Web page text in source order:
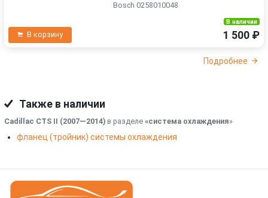
Bosch 0258010048
В корзину
В наличии
1 500 ₽
Подробнее
Также в наличии
Cadillac CTS II (2007—2014) в разделе «система охлаждения»
фланец (тройник) системы охлаждения